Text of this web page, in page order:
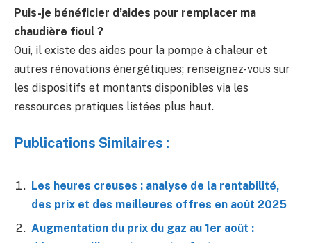
Puis-je bénéficier d’aides pour remplacer ma
chaudière fioul ?
Oui, il existe des aides pour la pompe à chaleur et
autres rénovations énergétiques; renseignez-vous sur
les dispositifs et montants disponibles via les
ressources pratiques listées plus haut.
Publications Similaires :
Les heures creuses : analyse de la rentabilité,
des prix et des meilleures offres en août 2025
Augmentation du prix du gaz au 1er août :